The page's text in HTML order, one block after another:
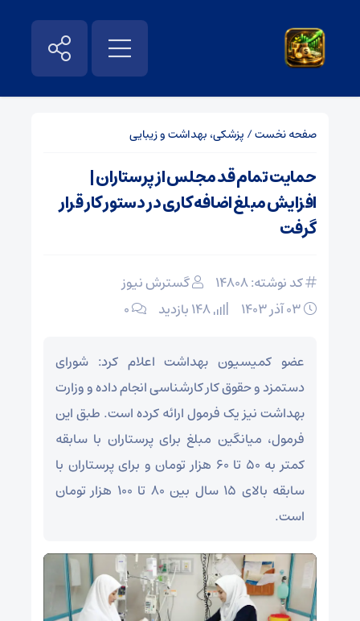
صفحه نخست/ پزشکی، بهداشت و زیبایی
حمایت تمام قد مجلس از پرستاران |
افزایش مبلغ اضافه‌ کاری در دستور کار قرار
گرفت
کد نوشته: 14808
گسترش نیوز
۰
عضو کمیسیون بهداشت اعلام کرد: شورای
دستمزد و حقوق کار کارشناسی انجام داده و وزارت
بهداشت نیز یک فرمول ارائه کرده است. طبق این
فرمول، میانگین مبلغ برای پرستاران با سابقه
کمتر به ۵۰ تا ۶۰ هزار تومان و برای پرستاران با
سابقه بالای ۱۵ سال بین ۸۰ تا ۱۰۰ هزار تومان
است.